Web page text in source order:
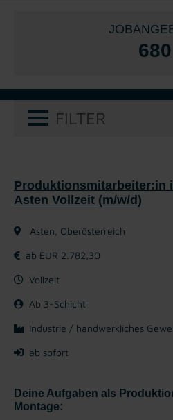
680
FILTER
Produktionsmitarbeiter:in
Asten Vollzeit (m/w/d)
Asten, Oberösterreich
ab EUR 2.782,30
Vollzeit
Ab 3-Schicht
Industrie / handwerkliches
ab sofort
Deine Aufgaben als
Montage: